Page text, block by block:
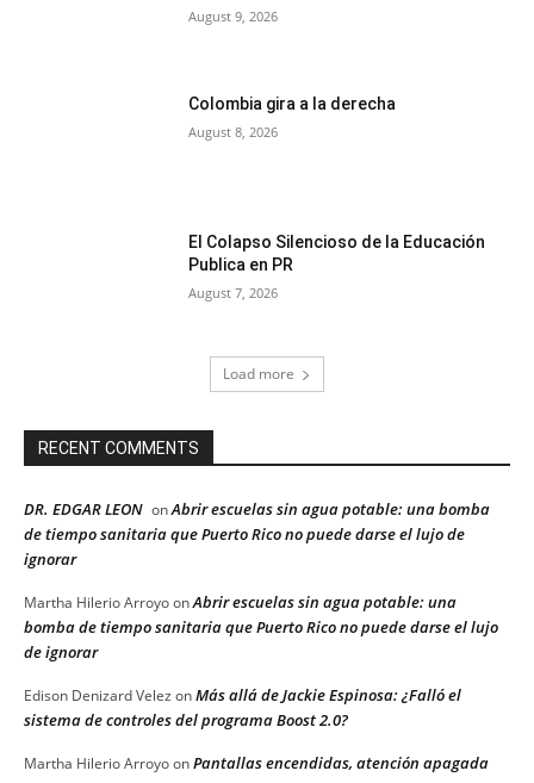
August 9, 2026
Colombia gira a la derecha
August 8, 2026
El Colapso Silencioso de la Educación
Publica en PR
August 7, 2026
Load more
RECENT COMMENTS
DR. EDGAR LEON onAbrir escuelas sin agua potable: una bomba
de tiempo sanitaria que Puerto Rico no puede darse el lujo de
ignorar
Martha Hilerio ArroyoonAbrir escuelas sin agua potable: una
bomba de tiempo sanitaria que Puerto Rico no puede darse el lujo
de ignorar
Edison Denizard Velez onMás allá de Jackie Espinosa: ¿Falló el
sistema de controles del programa Boost 2.0?
Martha Hilerio ArroyoonPantallas encendidas, atención apagada